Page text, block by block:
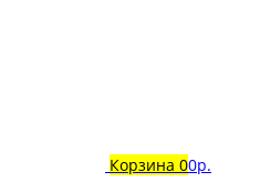
Корзина 00р.